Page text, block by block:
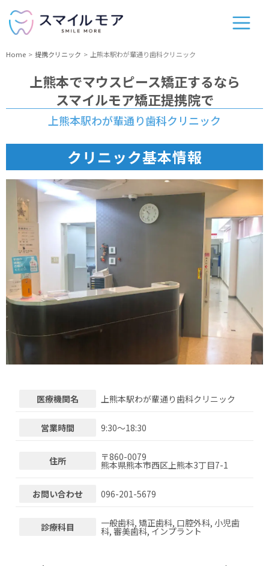
Home 提携クリニック 上熊本駅わが輩通り歯科クリニック
上熊本でマウスピース矯正するなら
スマイルモア矯正提携院で
上熊本駅わが輩通り歯科クリニック
クリニック基本情報
医療機関名 上熊本駅わが輩通り歯科クリニック
営業時間 9:30～18:30
住所 〒860-0079
熊本県熊本市西区上熊本3丁目7-1
お問い合わせ 096-201-5679
診療科目 一般歯科, 矯正歯科, 口腔外科, 小児歯
科, 審美歯科, インプラント